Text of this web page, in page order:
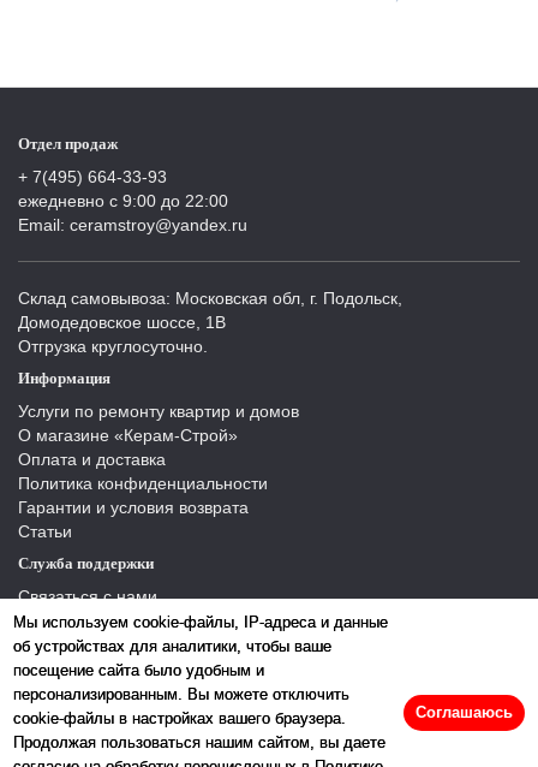
Мы используем cookie-файлы, IP-адреса и данные
об устройствах для аналитики, чтобы ваше
посещение сайта было удобным и
персонализированным. Вы можете отключить
cookie-файлы в настройках вашего браузера.
Продолжая пользоваться нашим сайтом, вы даете
Соглашаюсь
Отдел продаж
+ 7(495) 664-33-93
ежедневно с 9:00 до 22:00
Email: ceramstroy@yandex.ru
Склад самовывоза: Московская обл, г. Подольск,
Домодедовское шоссе, 1В
Отгрузка круглосуточно.
Информация
Услуги по ремонту квартир и домов
О магазине «Керам-Строй»
Оплата и доставка
Политика конфиденциальности
Гарантии и условия возврата
Статьи
Служба поддержки
Связаться с нами
Отзывы
Производители
Карта сайта